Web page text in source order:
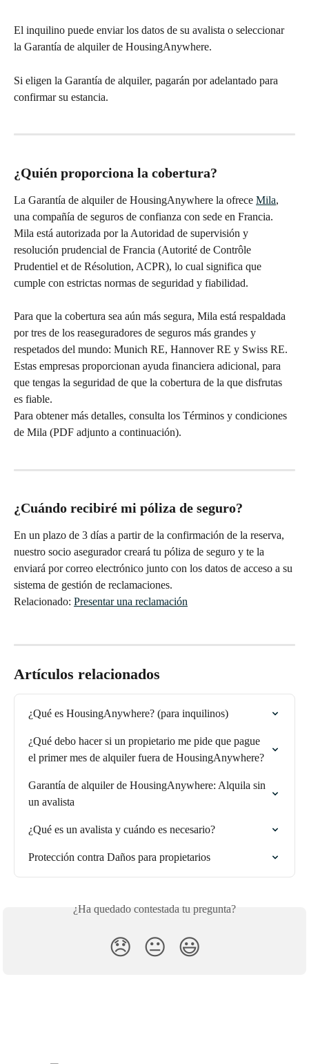
El inquilino puede enviar los datos de su avalista o seleccionar
la Garantía de alquiler de HousingAnywhere.
Si eligen la Garantía de alquiler, pagarán por adelantado para
confirmar su estancia.
¿Quién proporciona la cobertura?
La Garantía de alquiler de HousingAnywhere la ofrece Mila,
una compañía de seguros de confianza con sede en Francia.
Mila está autorizada por la Autoridad de supervisión y
resolución prudencial de Francia (Autorité de Contrôle
Prudentiel et de Résolution, ACPR), lo cual significa que
cumple con estrictas normas de seguridad y fiabilidad.
Para que la cobertura sea aún más segura, Mila está respaldada
por tres de los reaseguradores de seguros más grandes y
respetados del mundo: Munich RE, Hannover RE y Swiss RE.
Estas empresas proporcionan ayuda financiera adicional, para
que tengas la seguridad de que la cobertura de la que disfrutas
es fiable.
Para obtener más detalles, consulta los Términos y condiciones
de Mila (PDF adjunto a continuación).
¿Cuándo recibiré mi póliza de seguro?
En un plazo de 3 días a partir de la confirmación de la reserva,
nuestro socio asegurador creará tu póliza de seguro y te la
enviará por correo electrónico junto con los datos de acceso a su
sistema de gestión de reclamaciones.
Relacionado: Presentar una reclamación
Artículos relacionados
¿Qué es HousingAnywhere? (para inquilinos)
¿Qué debo hacer si un propietario me pide que pague
el primer mes de alquiler fuera de HousingAnywhere?
Garantía de alquiler de HousingAnywhere: Alquila sin
un avalista
¿Qué es un avalista y cuándo es necesario?
Protección contra Daños para propietarios
¿Ha quedado contestada tu pregunta?
😞 😐 😃